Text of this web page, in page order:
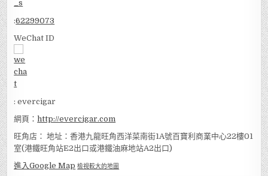
:62299073
WeChat ID
: evercigar
網頁：http://evercigar.com
旺角店： 地址：香港九龍旺角西洋菜南街1A號百寶利商業中心22樓01
室(港鐵旺角站E2出口或港鐵油麻地站A2出口)
進入Google Map 檢視較大的地圖